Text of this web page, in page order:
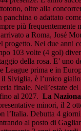
oltre alla
o adattato
più frequentemente
a Roma, José
progetto. Nei due anni
103 volte (4 gol)
della rosa. E’ uno
League prima e in
Siviglia, è l’unico
finale. Nell’estate
al 2027. La
minori, il 2
l’Italia. Debutta 4
al posto di